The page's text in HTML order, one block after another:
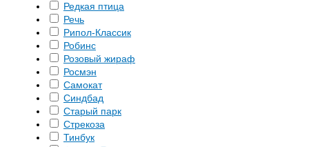
Редкая птица
Речь
Рипол-Классик
Робинс
Розовый жираф
Росмэн
Самокат
Синдбад
Старый парк
Стрекоза
Тинбук